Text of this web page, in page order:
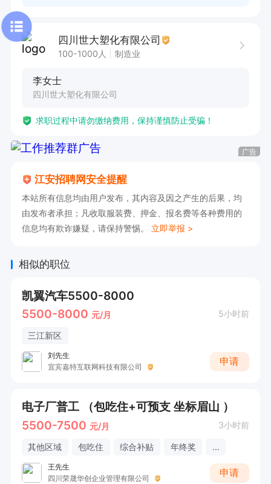
四川世大塑化有限公司
100-1000人 制造业
李女士
四川世大塑化有限公司
求职过程中请勿缴纳费用，保持谨慎防止受骗！
广告
江安招聘网安全提醒
本站所有信息均由用户发布，其内容及因之产生的后果，均
由发布者承担；凡收取服装费、押金、报名费等各种费用的
信息均有欺诈嫌疑，请保持警惕。 立即举报 >
相似的职位
凯翼汽车5500-8000
5500-8000 元/月 5小时前
三江新区
刘先生
宜宾嘉特互联网科技有限公司
申请
电子厂普工 （包吃住+可预支 坐标眉山 ）
5500-7500 元/月 3小时前
其他区域 包吃住 综合补贴 年终奖 ...
王先生
四川荣晟华创企业管理有限公司
申请